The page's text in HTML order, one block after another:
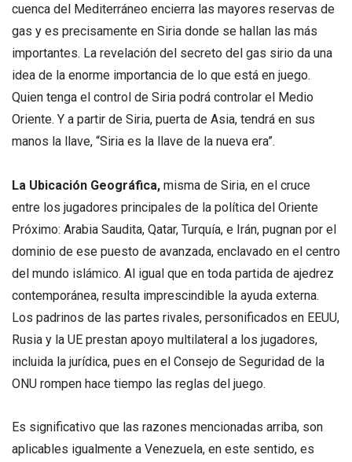
cuenca del Mediterráneo encierra las mayores reservas de
gas y es precisamente en Siria donde se hallan las más
importantes. La revelación del secreto del gas sirio da una
idea de la enorme importancia de lo que está en juego.
Quien tenga el control de Siria podrá controlar el Medio
Oriente. Y a partir de Siria, puerta de Asia, tendrá en sus
manos la llave, “Siria es la llave de la nueva era”.
La Ubicación Geográfica, misma de Siria, en el cruce
entre los jugadores principales de la política del Oriente
Próximo: Arabia Saudita, Qatar, Turquía, e Irán, pugnan por el
dominio de ese puesto de avanzada, enclavado en el centro
del mundo islámico. Al igual que en toda partida de ajedrez
contemporánea, resulta imprescindible la ayuda externa.
Los padrinos de las partes rivales, personificados en EEUU,
Rusia y la UE prestan apoyo multilateral a los jugadores,
incluida la jurídica, pues en el Consejo de Seguridad de la
ONU rompen hace tiempo las reglas del juego.
Es significativo que las razones mencionadas arriba, son
aplicables igualmente a Venezuela, en este sentido, es